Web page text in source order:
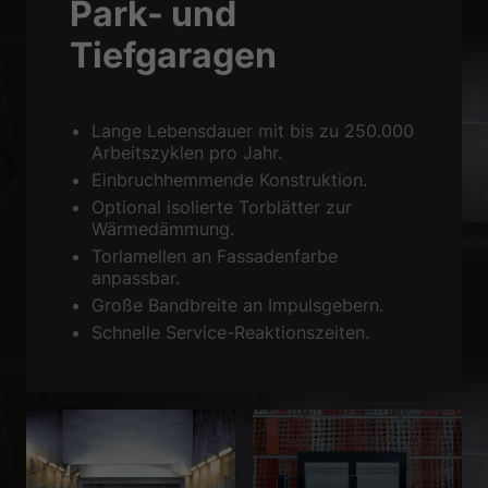
Park- und
Tiefgaragen
Lange Lebensdauer mit bis zu 250.000
Arbeitszyklen pro Jahr.
Einbruchhemmende Konstruktion.
Optional isolierte Torblätter zur
Wärmedämmung.
Torlamellen an Fassadenfarbe
anpassbar.
Große Bandbreite an Impulsgebern.
Schnelle Service-Reaktionszeiten.